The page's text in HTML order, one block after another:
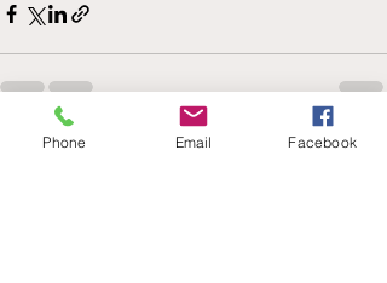
Recent Posts See All
Phone Email Facebook